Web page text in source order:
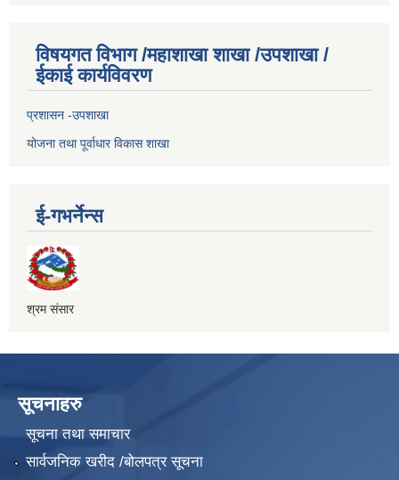
विषयगत विभाग /महाशाखा शाखा /उपशाखा /
ईकाई कार्यविवरण
प्रशासन -उपशाखा
योजना तथा पूर्वाधार विकास शाखा
ई-गभर्नेन्स
श्रम संसार
सूचनाहरु
सूचना तथा समाचार
सार्वजनिक खरीद /बोलपत्र सूचना